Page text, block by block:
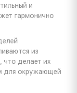
и
гармонично
из
что делает их
для окружающей